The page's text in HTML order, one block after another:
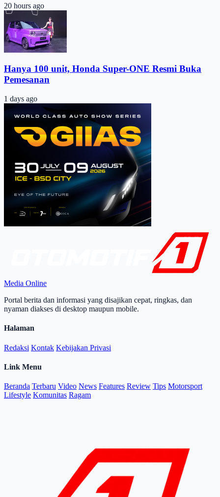
20 hours ago
Hanya 100 unit, Honda Super-ONE Resmi Buka
Pemesanan
1 days ago
Media Online
Portal berita dan informasi yang disajikan cepat, ringkas, dan
nyaman diakses di desktop maupun mobile.
Halaman
Redaksi Kontak Kebijakan Privasi
Link Menu
Beranda Terbaru Video News Features Review Tips Motorsport
Lifestyle Komunitas Ragam